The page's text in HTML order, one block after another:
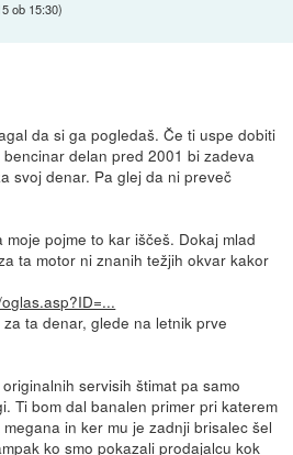
ob 15:30)
da si ga pogledaš. Če ti uspe dobiti
delan pred 2001 bi zadeva
svoj denar. Pa glej da ni preveč
pojme to kar iščeš. Dokaj mlad
ta motor ni znanih težjih okvar kakor
ta denar, glede na letnik prve
servisih štimat pa samo
Ti bom dal banalen primer pri katerem
in ker mu je zadnji brisalec šel
ko smo pokazali prodajalcu kok